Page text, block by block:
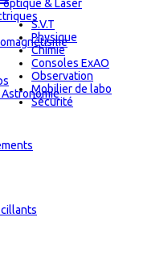
S.V.T
Physique
Chimie
Consoles ExAO
Observation
Mobilier de labo
Sécurité
& Laser